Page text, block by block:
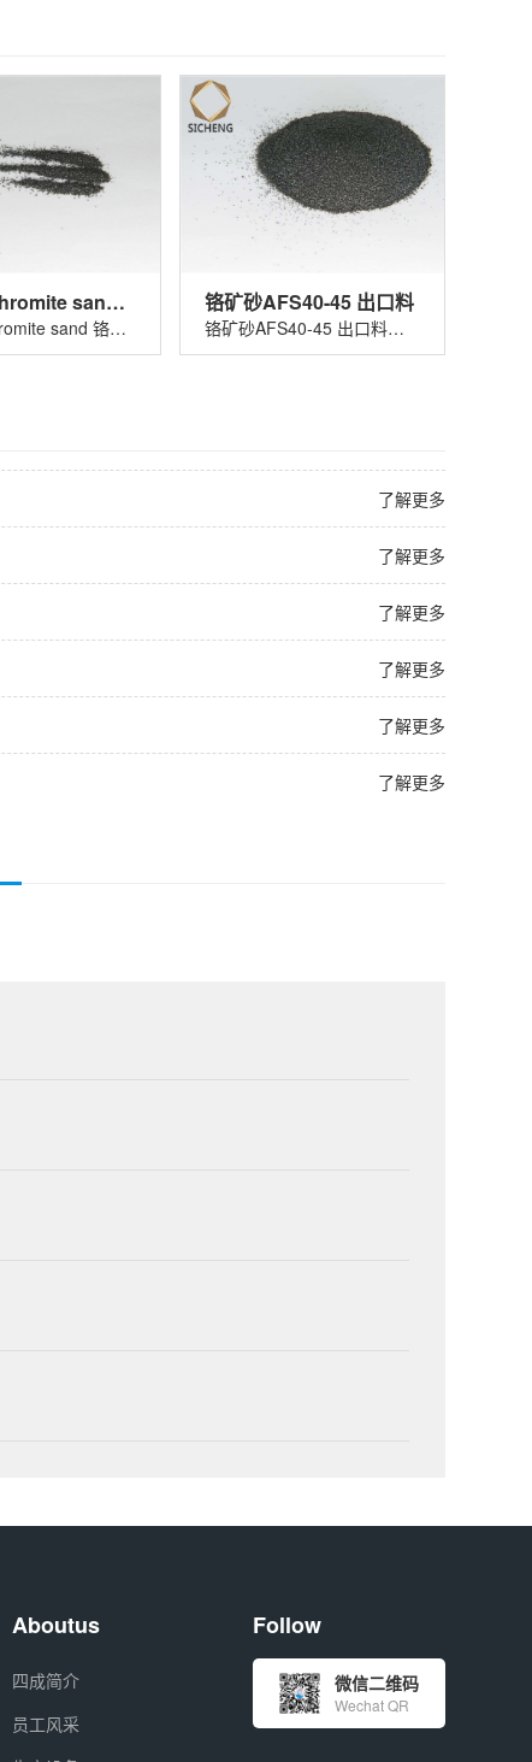
铬矿砂 Chromite sand 铬铁矿砂
铬矿砂 Chromite sand 铬铁矿砂适用......
铬矿砂AFS40-45 出口料
铬矿砂AFS40-45 出口料适用于玻璃着色......
了解更多
了解更多
了解更多
了解更多
了解更多
了解更多
Aboutus
四成简介
员工风采
Follow
微信二维码
Wechat QR